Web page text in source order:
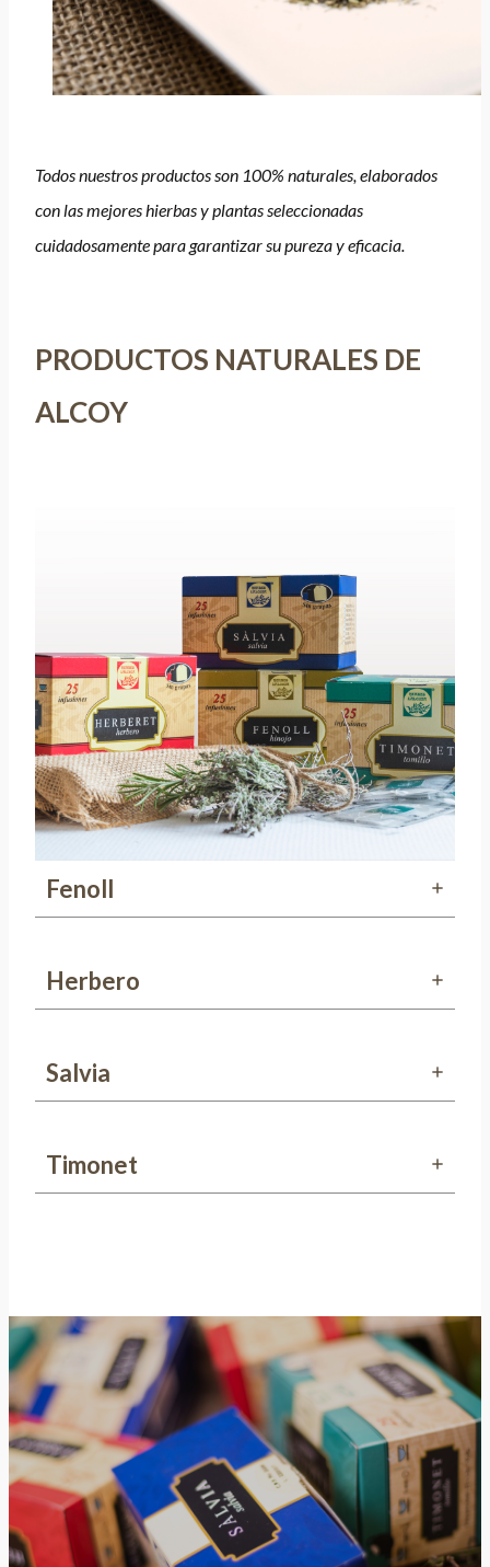
Todos nuestros productos son 100% naturales, elaborados
con las mejores hierbas y plantas seleccionadas
cuidadosamente para garantizar su pureza y eficacia.
PRODUCTOS NATURALES DE
ALCOY
Fenoll
Herbero
Salvia
Timonet